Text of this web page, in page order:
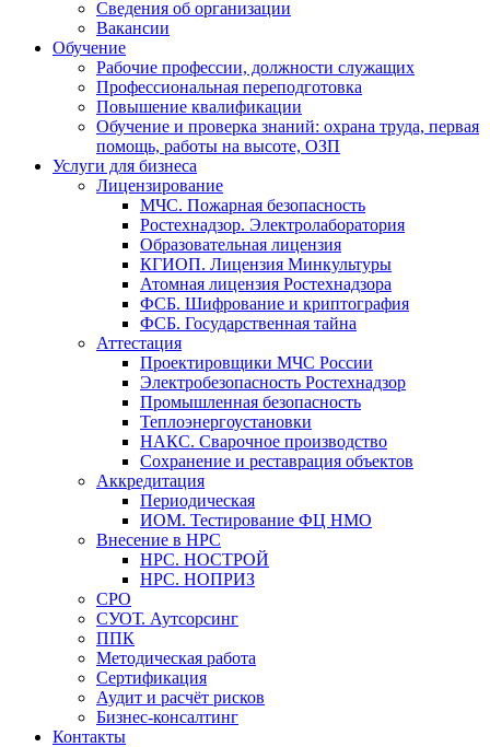
Сведения об организации
Вакансии
Обучение
Рабочие профессии, должности служащих
Профессиональная переподготовка
Повышение квалификации
Обучение и проверка знаний: охрана труда, первая
помощь, работы на высоте, ОЗП
Услуги для бизнеса
Лицензирование
МЧС. Пожарная безопасность
Ростехнадзор. Электролаборатория
Образовательная лицензия
КГИОП. Лицензия Минкультуры
Атомная лицензия Ростехнадзора
ФСБ. Шифрование и криптография
ФСБ. Государственная тайна
Аттестация
Проектировщики МЧС России
Электробезопасность Ростехнадзор
Промышленная безопасность
Теплоэнергоустановки
НАКС. Сварочное производство
Сохранение и реставрация объектов
Аккредитация
Периодическая
ИОМ. Тестирование ФЦ НМО
Внесение в НРС
НРС. НОСТРОЙ
НРС. НОПРИЗ
СРО
СУОТ. Аутсорсинг
ППК
Методическая работа
Сертификация
Аудит и расчёт рисков
Бизнес-консалтинг
Контакты